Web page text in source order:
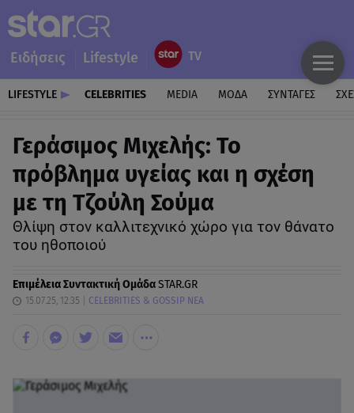
Ειδήσεις Lifestyle
LIFESTYLE CELEBRITIES MEDIA ΜΟΔΑ ΣΥΝΤΑΓΕΣ
Γεράσιμος Μιχελής: Το
πρόβλημα υγείας και η σχέση
με τη Τζούλη Σούμα
Θλίψη στον καλλιτεχνικό χώρο για τον θάνατο
του ηθοποιού
ΕπιμέλειαΣυντακτική ΟμάδαSTAR.GR
15.07.25, 12:35 CELEBRITIES & GOSSIP ΝΕΑ